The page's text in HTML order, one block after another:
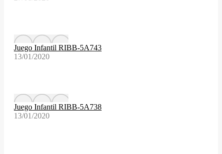
Juego Infantil RIBB-5A743
13/01/2020
Juego Infantil RIBB-5A738
13/01/2020